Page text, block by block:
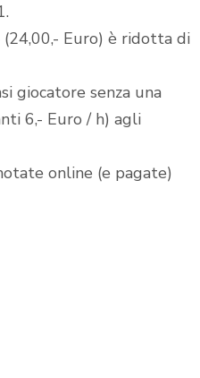
Euro) è ridotta di
giocatore senza una
6,- Euro / h) agli
online (e pagate)